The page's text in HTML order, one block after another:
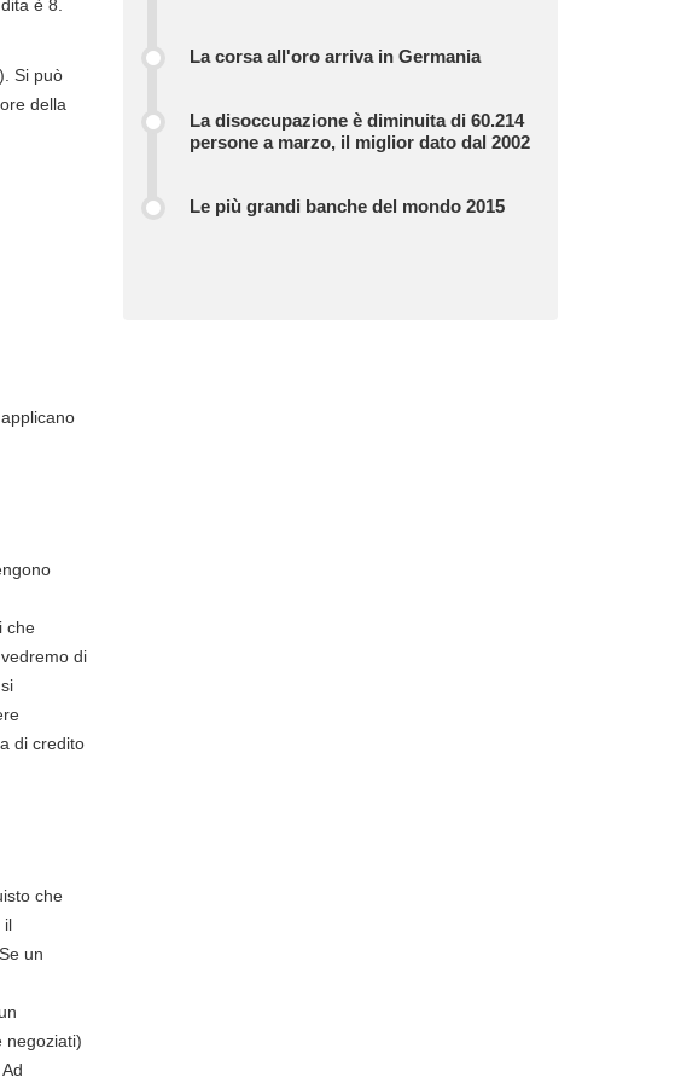
è 8.
Si può
della
che
di
di credito
che
il
un
negoziati)
La corsa all'oro arriva in Germania
La disoccupazione è diminuita di 60.214
persone a marzo, il miglior dato dal 2002
Le più grandi banche del mondo 2015